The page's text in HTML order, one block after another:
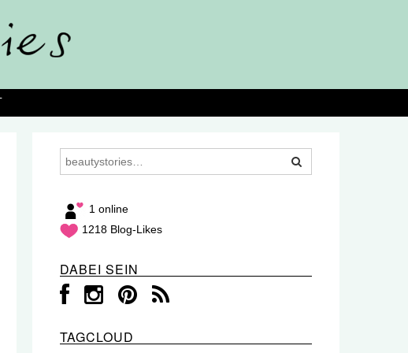
1 online
1218 Blog-Likes
DABEI SEIN
TAGCLOUD